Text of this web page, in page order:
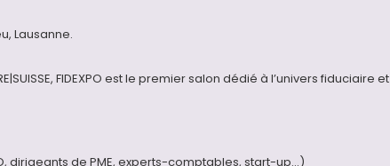
Lausanne.
FIDEXPO est le premier salon dédié à l’univers fiduciaire et
dirigeants de PME, experts-comptables, start-up…)